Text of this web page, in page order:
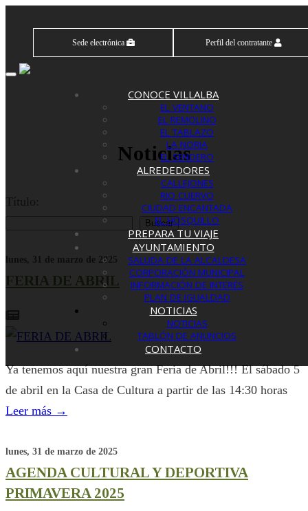
Sede electrónica Perfil del contratante
Toggle
CONOCE VILLALBA
EL VENTANO
EL REMOLINO
EL TABLAZO
LA NORIA
EL SENDERO
ALREDEDORES
CALLEJONES
RIO CUERVO
CIUDAD ENCANTADA
EL HOSQUILLO
PREPARA TU VIAJE
AYUNTAMIENTO
SALUDA DE LA ALCALDESA
CORPORACIÓN MUNICIPAL
INFORMACIÓN DE INTERÉS
PLAN DE IGUALDAD
NOTICIAS
NOTICIAS
TABLÓN DE ANUNCIOS
CONTACTO
Noticias
Título:
lunes, 31 de marzo de 2025
FERIA DE ABRIL
Ya tenemos aquí nuestra gran Feria de Abril!!! El sábado 5
de abril en la Casa de Cultura a partir de las 14:30 horas
Leer más →
lunes, 31 de marzo de 2025
AGENDA CULTURAL Y DEPORTIVA
PRIMAVERA 2025